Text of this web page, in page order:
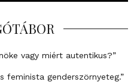
vagy miért autentikus?”
feminista genderszörnyeteg.”